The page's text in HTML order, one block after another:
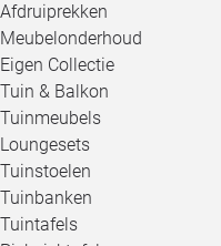
Afdruiprekken
Meubelonderhoud
Eigen Collectie
Tuin & Balkon
Tuinmeubels
Loungesets
Tuinstoelen
Tuinbanken
Tuintafels